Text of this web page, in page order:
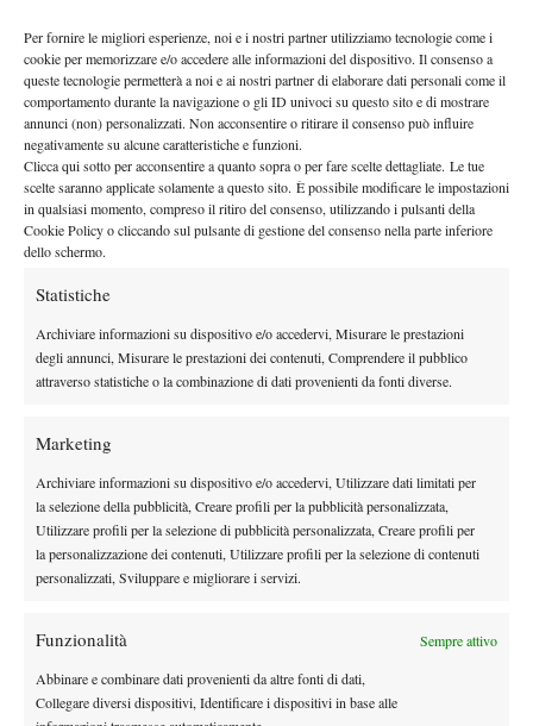
Per fornire le migliori esperienze, noi e i nostri partner utilizziamo tecnologie come i
cookie per memorizzare e/o accedere alle informazioni del dispositivo. Il consenso a
queste tecnologie permetterà a noi e ai nostri partner di elaborare dati personali come il
comportamento durante la navigazione o gli ID univoci su questo sito e di mostrare
annunci (non) personalizzati. Non acconsentire o ritirare il consenso può influire
negativamente su alcune caratteristiche e funzioni.
Clicca qui sotto per acconsentire a quanto sopra o per fare scelte dettagliate. Le tue
scelte saranno applicate solamente a questo sito. È possibile modificare le impostazioni
in qualsiasi momento, compreso il ritiro del consenso, utilizzando i pulsanti della
Cookie Policy o cliccando sul pulsante di gestione del consenso nella parte inferiore
dello schermo.
Statistiche
Archiviare informazioni su dispositivo e/o accedervi, Misurare le prestazioni
degli annunci, Misurare le prestazioni dei contenuti, Comprendere il pubblico
attraverso statistiche o la combinazione di dati provenienti da fonti diverse.
Marketing
Archiviare informazioni su dispositivo e/o accedervi, Utilizzare dati limitati per
la selezione della pubblicità, Creare profili per la pubblicità personalizzata,
Utilizzare profili per la selezione di pubblicità personalizzata, Creare profili per
la personalizzazione dei contenuti, Utilizzare profili per la selezione di contenuti
personalizzati, Sviluppare e migliorare i servizi.
Funzionalità Sempre attivo
Abbinare e combinare dati provenienti da altre fonti di dati,
Collegare diversi dispositivi, Identificare i dispositivi in base alle
Un aspetto chiave, emerso proprio nella recente finale raggiunta
a Monaco di Baviera, riguarda la gestione delle energie: “In quel
torneo si è vista una cosa importante:la capacità di vincere
partite anche senza dover sempre lottare fino in fondo.Lui sta
bene nelle battaglie, ma per fare il salto di qualità devi anche
saper chiudere prima, risparmiando energie per le fasi decisive.
Arrivare in fondo con freschezza fa la differenza. I migliori ci
riescono, ed è uno step che deve consolidare anche lui
passato. Per Pescosolido, le nuove generazioni possono
beneficiare di unapressione più “distribuita”, anche se non
altissimo livello, su ogni giovane che emergeva si concentravano
aspettative enormi”, spiega il commentatore. “Penso a ragazzi
comeQuinzi, Napolitano o Baldi: appena uno faceva un buon
risultato, sembrava dovesse diventare il punto di riferimento del
movimento. Adesso il livello medio è molto più alto. Abbiamo
più giovani di crescere con meno pressione addosso
”.
medaglia: “Da una parte è un vantaggio, perché puoi lavorare